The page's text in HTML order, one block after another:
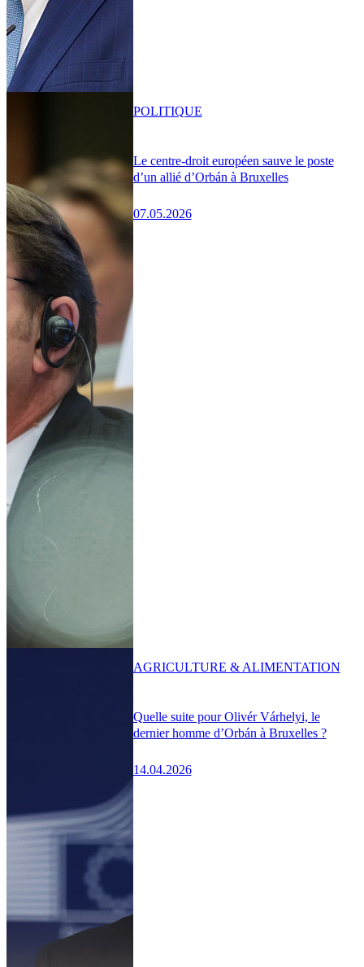
Le centre-droit européen sauve le poste
d’un allié d’Orbán à Bruxelles
07.05.2026
POLITIQUE
Quelle suite pour Olivér Várhelyi, le
dernier homme d’Orbán à Bruxelles ?
14.04.2026
AGRICULTURE & ALIMENTATION